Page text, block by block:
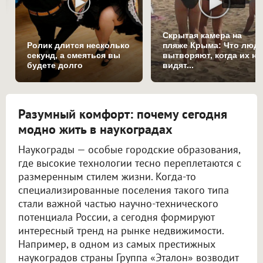
Ролик длится несколько
секунд, а смеяться вы
будете долго
Скрытая камера на
пляже Крыма: Что
вытворяют, когда их не
видят...
Разумный комфорт: почему сегодня
модно жить в наукоградах
Наукограды — особые городские образования,
где высокие технологии тесно переплетаются с
размеренным стилем жизни. Когда-то
специализированные поселения такого типа
стали важной частью научно-технического
потенциала России, а сегодня формируют
интересный тренд на рынке недвижимости.
Например, в одном из самых престижных
наукоградов страны Группа «Эталон» возводит